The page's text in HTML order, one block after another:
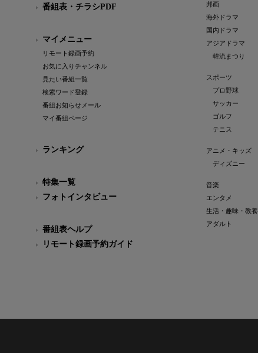
番組表・チラシPDF
マイメニュー
リモート録画予約
お気に入りチャンネル
見たい番組一覧
検索ワード登録
番組お知らせメール
マイ番組ページ
ランキング
特集一覧
フォトインタビュー
番組表ヘルプ
リモート録画予約ガイド
邦画
海外ドラマ
国内ドラマ
アジアドラマ
韓流まつり
スポーツ
プロ野球
サッカー
ゴルフ
テニス
アニメ・キッズ
ディズニー
音楽
エンタメ
生活・趣味・教養
アダルト